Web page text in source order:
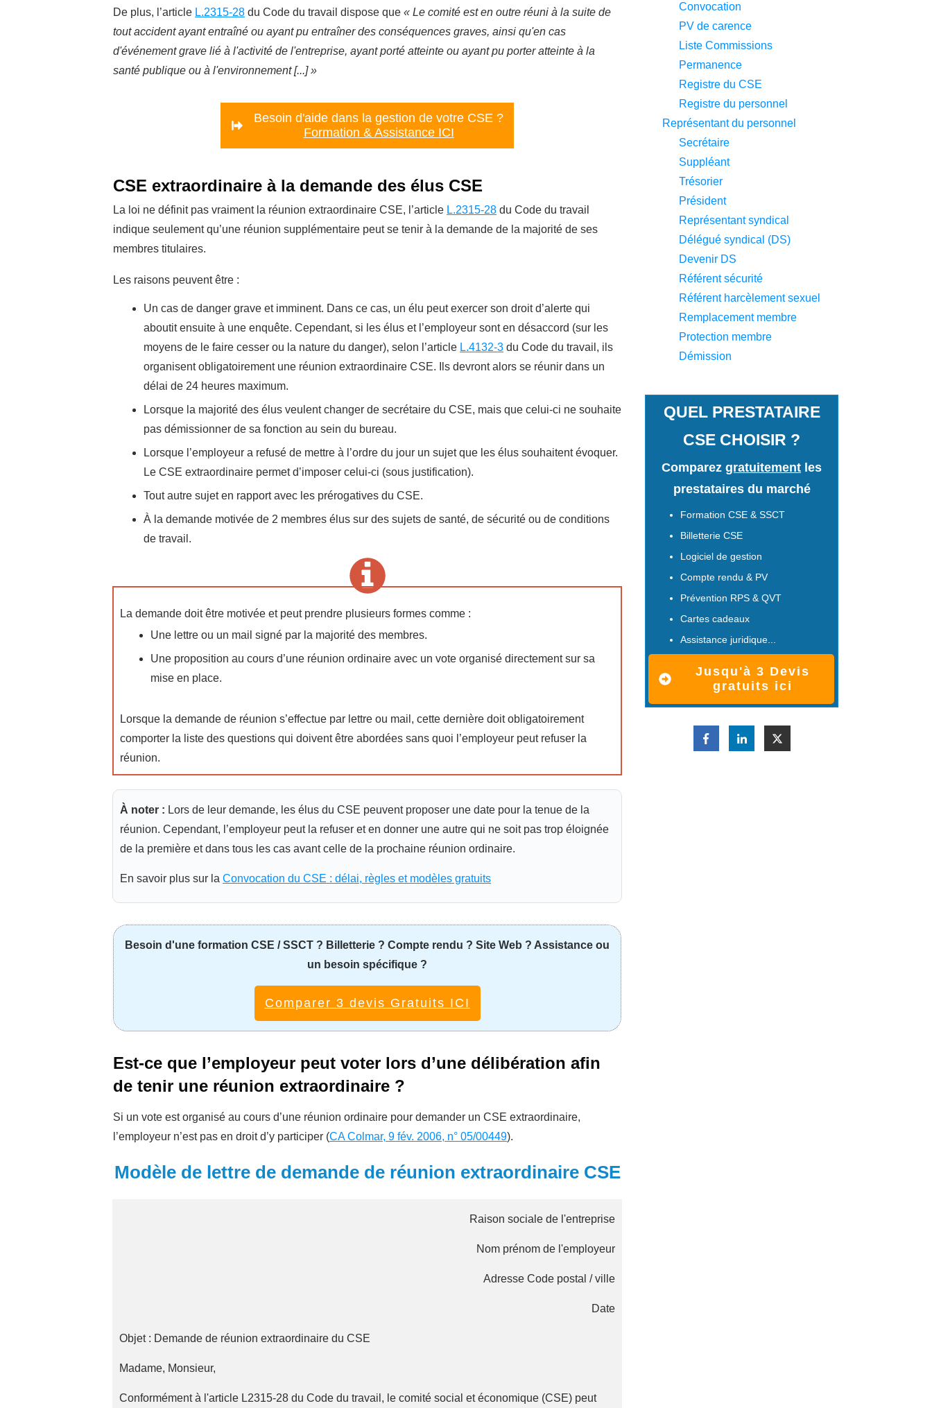
De plus, l’article L.2315-28 du Code du travail dispose que « Le comité est en outre réuni à la suite de
tout accident ayant entraîné ou ayant pu entraîner des conséquences graves, ainsi qu'en cas
d'événement grave lié à l'activité de l'entreprise, ayant porté atteinte ou ayant pu porter atteinte à la
santé publique ou à l'environnement [...] »
Besoin d'aide dans la gestion de votre CSE ?
Formation & Assistance ICI
CSE extraordinaire à la demande des élus CSE
La loi ne définit pas vraiment la réunion extraordinaire CSE, l’article L.2315-28 du Code du travail
indique seulement qu’une réunion supplémentaire peut se tenir à la demande de la majorité de ses
membres titulaires.
Les raisons peuvent être :
Un cas de danger grave et imminent. Dans ce cas, un élu peut exercer son droit d’alerte qui
aboutit ensuite à une enquête. Cependant, si les élus et l’employeur sont en désaccord (sur les
moyens de le faire cesser ou la nature du danger), selon l’article L.4132-3 du Code du travail, ils
organisent obligatoirement une réunion extraordinaire CSE. Ils devront alors se réunir dans un
délai de 24 heures maximum.
Lorsque la majorité des élus veulent changer de secrétaire du CSE, mais que celui-ci ne souhaite
pas démissionner de sa fonction au sein du bureau.
Lorsque l’employeur a refusé de mettre à l’ordre du jour un sujet que les élus souhaitent évoquer.
Le CSE extraordinaire permet d’imposer celui-ci (sous justification).
Tout autre sujet en rapport avec les prérogatives du CSE.
À la demande motivée de 2 membres élus sur des sujets de santé, de sécurité ou de conditions
de travail.
La demande doit être motivée et peut prendre plusieurs formes comme :
Une lettre ou un mail signé par la majorité des membres.
Une proposition au cours d’une réunion ordinaire avec un vote organisé directement sur sa
mise en place.
Lorsque la demande de réunion s’effectue par lettre ou mail, cette dernière doit obligatoirement
comporter la liste des questions qui doivent être abordées sans quoi l’employeur peut refuser la
réunion.
À noter : Lors de leur demande, les élus du CSE peuvent proposer une date pour la tenue de la
réunion. Cependant, l’employeur peut la refuser et en donner une autre qui ne soit pas trop éloignée
de la première et dans tous les cas avant celle de la prochaine réunion ordinaire.
En savoir plus sur la Convocation du CSE : délai, règles et modèles gratuits
Besoin d'une formation CSE / SSCT ? Billetterie ? Compte rendu ? Site Web ? Assistance ou
un besoin spécifique ?
Comparer 3 devis Gratuits ICI
Est-ce que l’employeur peut voter lors d’une délibération afin
de tenir une réunion extraordinaire ?
Si un vote est organisé au cours d’une réunion ordinaire pour demander un CSE extraordinaire,
l’employeur n’est pas en droit d’y participer (CA Colmar, 9 fév. 2006, n° 05/00449).
Modèle de lettre de demande de réunion extraordinaire CSE
Raison sociale de l'entreprise
Nom prénom de l'employeur
Adresse Code postal / ville
Date
Objet : Demande de réunion extraordinaire du CSE
Madame, Monsieur,
Conformément à l'article L2315-28 du Code du travail, le comité social et économique (CSE) peut
Convocation
PV de carence
Liste Commissions
Permanence
Registre du CSE
Registre du personnel
Représentant du personnel
Secrétaire
Suppléant
Trésorier
Président
Représentant syndical
Délégué syndical (DS)
Devenir DS
Référent sécurité
Référent harcèlement sexuel
Remplacement membre
Protection membre
Démission
QUEL PRESTATAIRE
CSE CHOISIR ?
Comparezgratuitement les
prestataires du marché
Formation CSE & SSCT
Billetterie CSE
Logiciel de gestion
Compte rendu & PV
Prévention RPS & QVT
Cartes cadeaux
Assistance juridique...
Jusqu'à 3 Devis
gratuits ici